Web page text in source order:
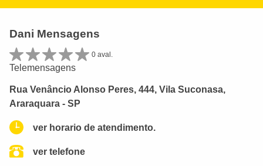
Dani Mensagens
0 aval.
Telemensagens
Rua Venâncio Alonso Peres, 444, Vila Suconasa,
Araraquara - SP
ver horario de atendimento.
ver telefone